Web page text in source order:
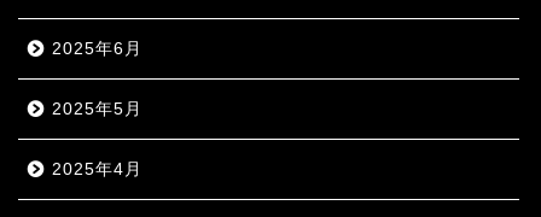
2025年6月
2025年5月
2025年4月